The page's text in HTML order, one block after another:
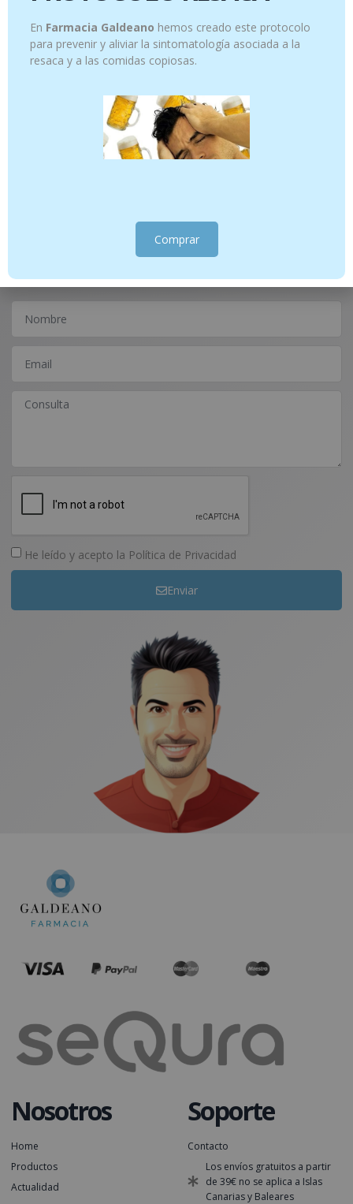
CENTAURY- FLORES DE BACH 4 20 ML
HOLLY – FLORES DE BACH 20 ML (copia)
13.45€
¿Tienes alguna consulta?
Escríbenos
He leído y acepto la Política de Privacidad
Enviar
Nosotros
Home
Productos
Actualidad
Soporte
Contacto
Los envíos gratuitos a partir
de 39€ no se aplica a Islas
Canarias y Baleares
En Farmacia Galdeano hemos creado este protocolo
para prevenir y aliviar la sintomatología asociada a la
resaca y a las comidas copiosas.
Comprar